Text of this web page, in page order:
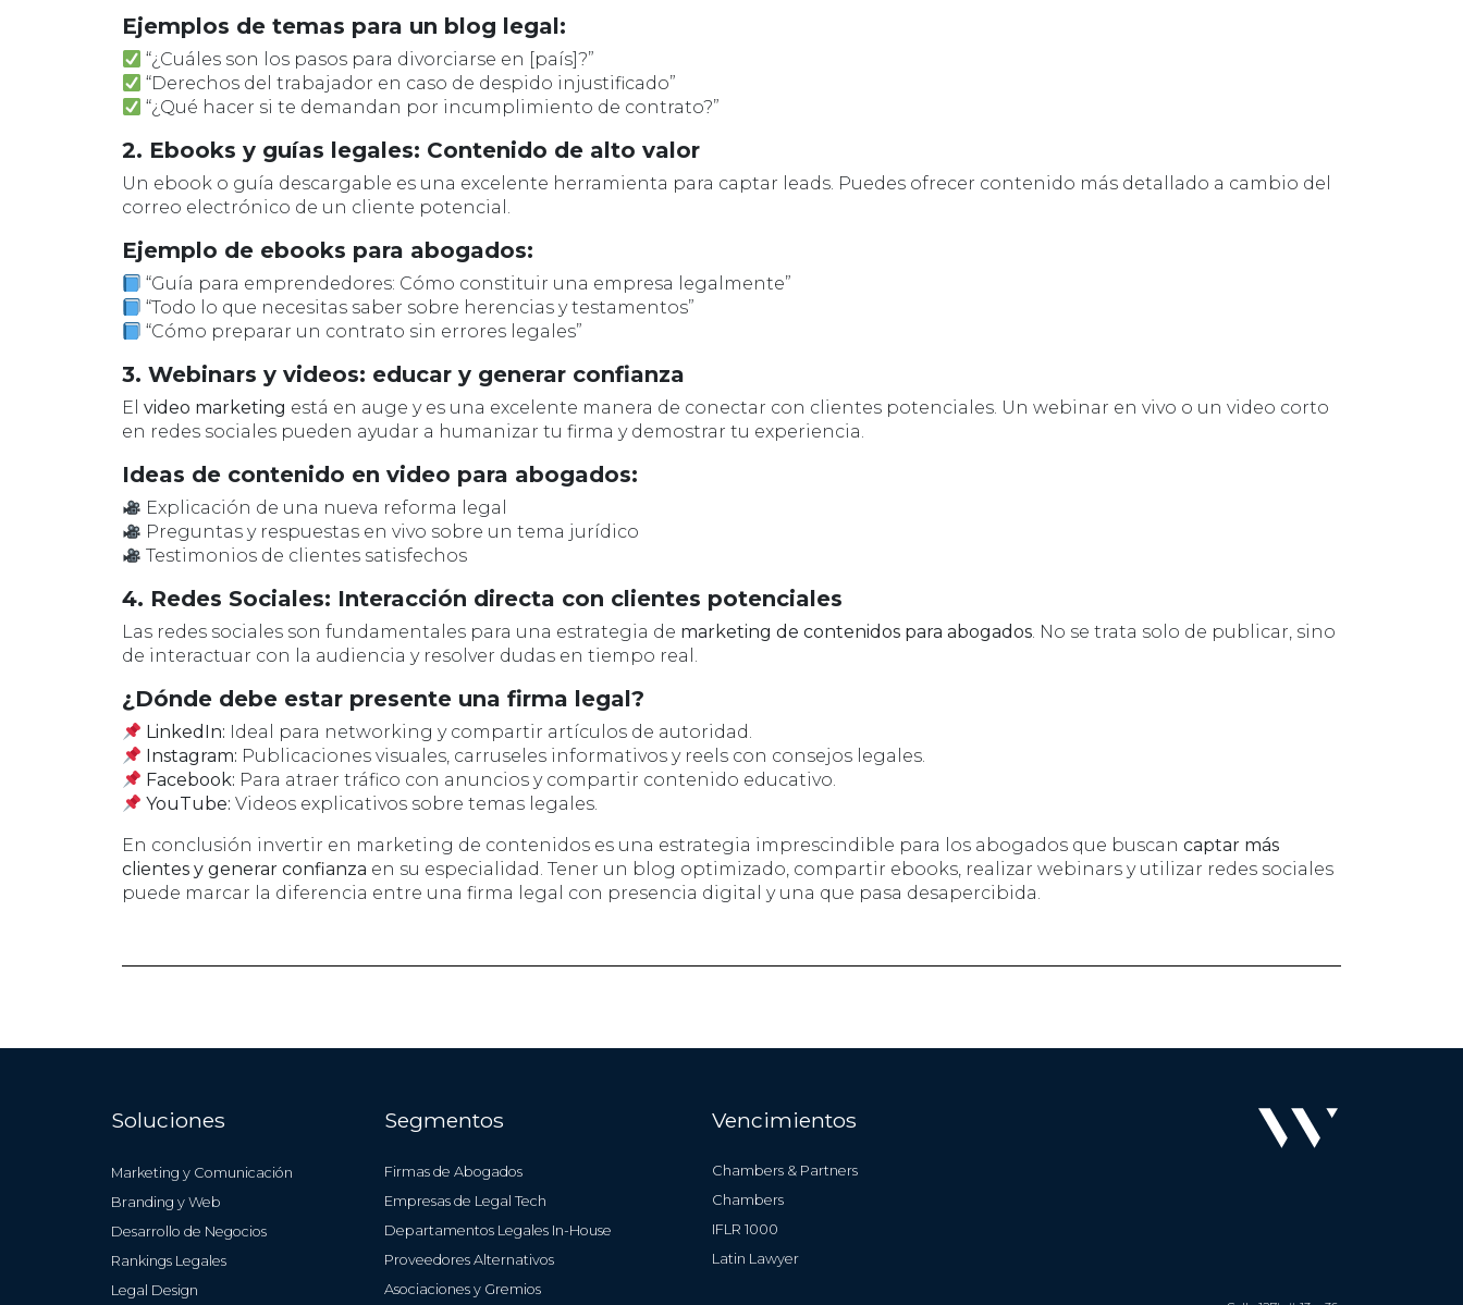
Ejemplos de temas para un blog legal:
“¿Cuáles son los pasos para divorciarse en [país]?”
“Derechos del trabajador en caso de despido injustificado”
“¿Qué hacer si te demandan por incumplimiento de contrato?”
2. Ebooks y guías legales: Contenido de alto valor
Un ebook o guía descargable es una excelente herramienta para captar leads. Puedes ofrecer contenido más detallado a cambio del
correo electrónico de un cliente potencial.
Ejemplo de ebooks para abogados:
“Guía para emprendedores: Cómo constituir una empresa legalmente”
“Todo lo que necesitas saber sobre herencias y testamentos”
“Cómo preparar un contrato sin errores legales”
3. Webinars y videos: educar y generar confianza
El video marketing está en auge y es una excelente manera de conectar con clientes potenciales. Un webinar en vivo o un video corto
en redes sociales pueden ayudar a humanizar tu firma y demostrar tu experiencia.
Ideas de contenido en video para abogados:
Explicación de una nueva reforma legal
Preguntas y respuestas en vivo sobre un tema jurídico
Testimonios de clientes satisfechos
4. Redes Sociales: Interacción directa con clientes potenciales
Las redes sociales son fundamentales para una estrategia de marketing de contenidos para abogados. No se trata solo de publicar, sino
de interactuar con la audiencia y resolver dudas en tiempo real.
¿Dónde debe estar presente una firma legal?
LinkedIn: Ideal para networking y compartir artículos de autoridad.
Instagram: Publicaciones visuales, carruseles informativos y reels con consejos legales.
Facebook: Para atraer tráfico con anuncios y compartir contenido educativo.
YouTube: Videos explicativos sobre temas legales.
En conclusión invertir en marketing de contenidos es una estrategia imprescindible para los abogados que buscan captar más
clientes y generar confianza en su especialidad. Tener un blog optimizado, compartir ebooks, realizar webinars y utilizar redes sociales
puede marcar la diferencia entre una firma legal con presencia digital y una que pasa desapercibida.
Soluciones
Marketing y Comunicación
Branding y Web
Desarrollo de Negocios
Rankings Legales
Legal Design
Segmentos
Firmas de Abogados
Empresas de Legal Tech
Departamentos Legales In-House
Proveedores Alternativos
Asociaciones y Gremios
Vencimientos
Chambers & Partners
Chambers
IFLR 1000
Latin Lawyer